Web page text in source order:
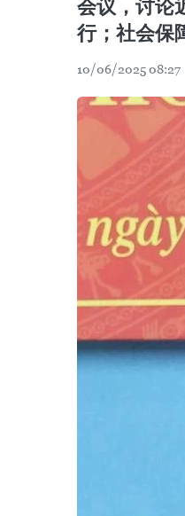
会议，讨论
行；社会保
10/06/2025 08:27